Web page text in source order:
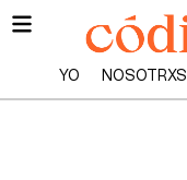
YO NOSOTRXS